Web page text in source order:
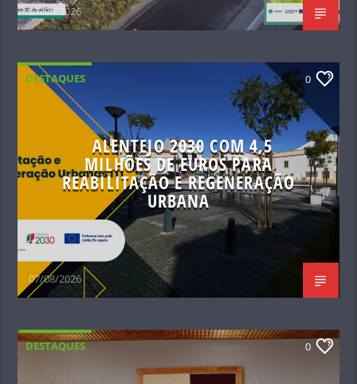
07/08/2026
DESTAQUES 0
ALENTEJO 2030 COM 4,5
MILHÕES DE EUROS PARA
REABILITAÇÃO E REGENERAÇÃO
URBANA
07/08/2026
DESTAQUES 0